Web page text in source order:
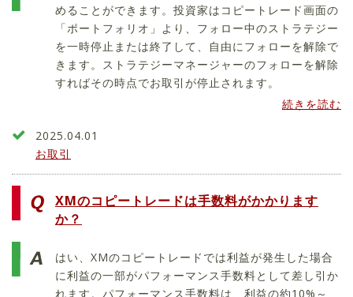
めることができます。投資家はコピートレード画面の
「ポートフォリオ」より、フォロー中のストラテジー
を一時停止または終了して、自由にフォローを解除で
きます。ストラテジーマネージャーのフォローを解除
すればその時点でお取引が停止されます。
続きを読む
2025.04.01
お取引
XMのコピートレードは手数料がかかります
か？
はい、XMのコピートレードでは利益が発生した場合
に利益の一部がパフォーマンス手数料として差し引か
れます。パフォーマンス手数料は、利益の約10%～